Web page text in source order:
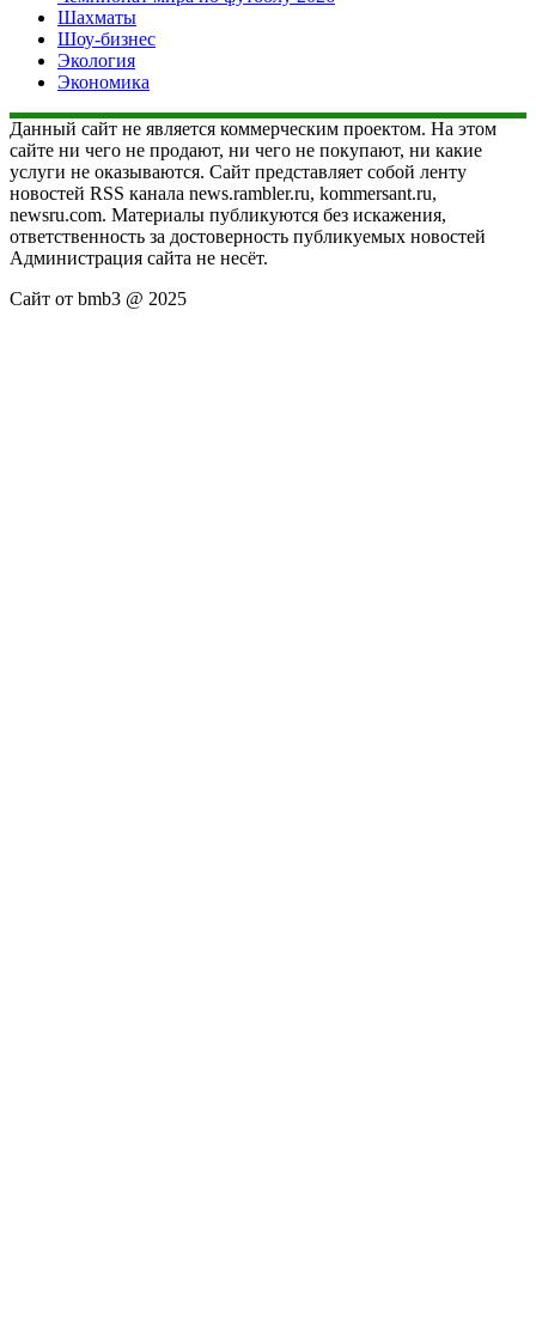
Шахматы
Шоу-бизнес
Экология
Экономика
Данный сайт не является коммерческим проектом. На этом
сайте ни чего не продают, ни чего не покупают, ни какие
услуги не оказываются. Сайт представляет собой ленту
новостей RSS канала news.rambler.ru, kommersant.ru,
newsru.com. Материалы публикуются без искажения,
ответственность за достоверность публикуемых новостей
Администрация сайта не несёт.
Сайт от bmb3 @ 2025